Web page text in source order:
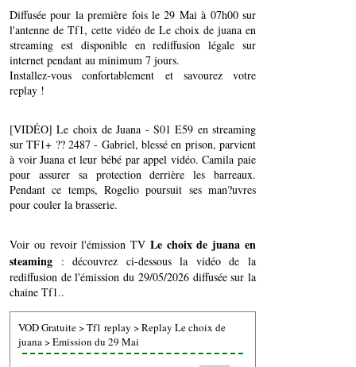
Diffusée pour la première fois le 29 Mai à 07h00 sur
l'antenne de Tf1, cette vidéo de Le choix de juana en
streaming est disponible en rediffusion légale sur
internet pendant au minimum 7 jours.
Installez-vous confortablement et savourez votre
replay !
[VIDÉO] Le choix de Juana - S01 E59 en streaming
sur TF1+ ?? 2487 - Gabriel, blessé en prison, parvient
à voir Juana et leur bébé par appel vidéo. Camila paie
pour assurer sa protection derrière les barreaux.
Pendant ce temps, Rogelio poursuit ses man?uvres
pour couler la brasserie.
Voir ou revoir l'émission TV Le choix de juana en
steaming : découvrez ci-dessous la vidéo de la
rediffusion de l'émission du 29/05/2026 diffusée sur la
chaine Tf1..
VOD Gratuite>Tf1 replay >Replay Le choix de
juana>Emission du 29 Mai